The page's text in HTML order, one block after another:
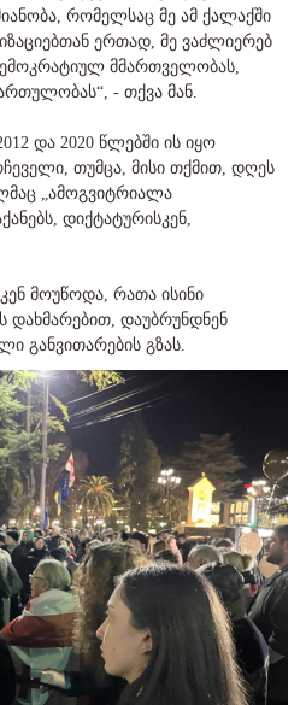
რომელსაც მე ამ ქალაქში
ერთად, მე ვაძლიერებ
მმართველობას,
- თქვა მან.
და 2020 წლებში ის იყო
თუმცა, მისი თქმით, დღეს
„ამოგვიტრიალა
დიქტატურისკენ,
მოუწოდა, რათა ისინი
დაუბრუნდნენ
განვითარების გზას.